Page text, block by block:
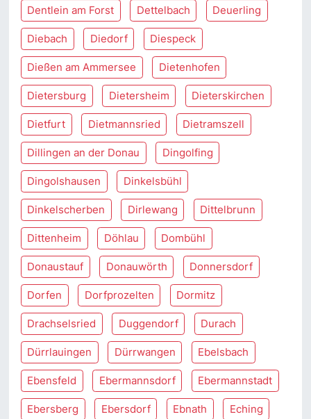
Dentlein am Forst Dettelbach Deuerling
Diebach Diedorf Diespeck
Dießen am Ammersee Dietenhofen
Dietersburg Dietersheim Dieterskirchen
Dietfurt Dietmannsried Dietramszell
Dillingen an der Donau Dingolfing
Dingolshausen Dinkelsbühl
Dinkelscherben Dirlewang Dittelbrunn
Dittenheim Döhlau Dombühl
Donaustauf Donauwörth Donnersdorf
Dorfen Dorfprozelten Dormitz
Drachselsried Duggendorf Durach
Dürrlauingen Dürrwangen Ebelsbach
Ebensfeld Ebermannsdorf Ebermannstadt
Ebersberg Ebersdorf Ebnath Eching